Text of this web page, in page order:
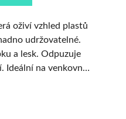
oživí vzhled plastů
udržovatelné.
Odpuzuje